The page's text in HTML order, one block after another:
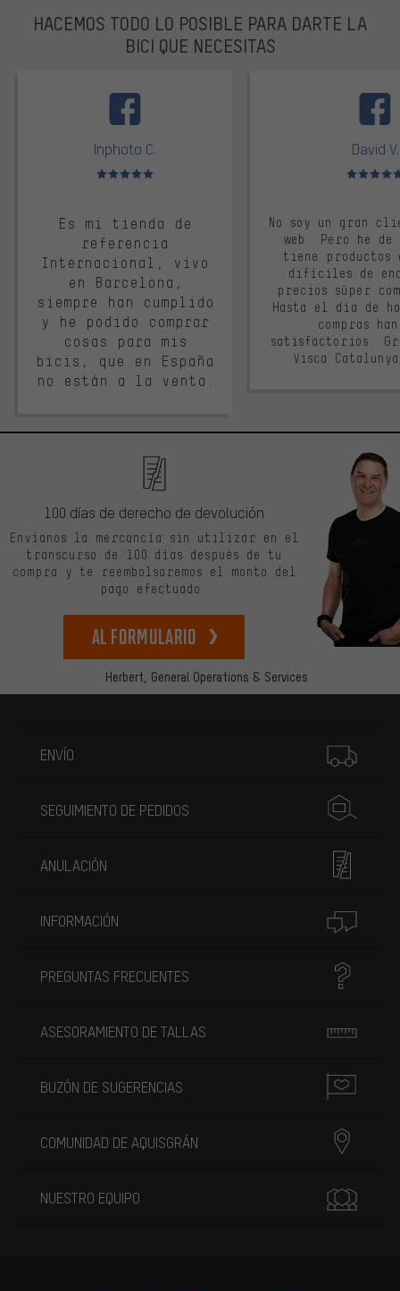
HACEMOS TODO LO POSIBLE PARA DARTE LA
BICI QUE NECESITAS
Inphoto C.
Valoración media: 5 de 5
Es mi tienda de
referencia
Internacional, vivo
en Barcelona,
siempre han cumplido
y he podido comprar
cosas para mis
bicis, que en España
no están a la venta.
David V.
Valoración
No soy un gran
web. Pero he
tiene productos
difíciles de
precios súper
Hasta el día de
compras
satisfactorios.
Visca
Herbert, General Operations & Services
100 días de derecho de devolución
Envíanos la mercancía sin utilizar en el
transcurso de 100 días después de tu
compra y te reembolsaremos el monto del
pago efectuado.
Al formulario
ENVÍO
SEGUIMIENTO DE PEDIDOS
ANULACIÓN
INFORMACIÓN
PREGUNTAS FRECUENTES
ASESORAMIENTO DE TALLAS
BUZÓN DE SUGERENCIAS
COMUNIDAD DE AQUISGRÁN
NUESTRO EQUIPO